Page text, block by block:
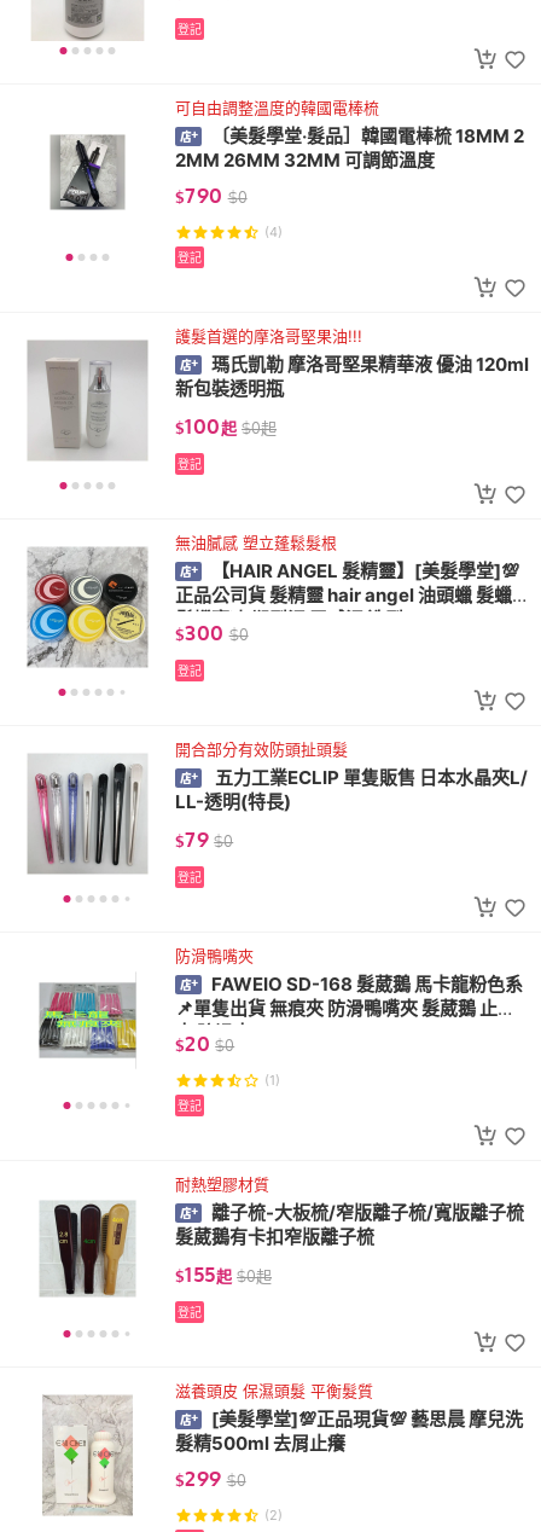
登記
可自由調整溫度的韓國電棒梳
〔美髮學堂‧髮品］韓國電棒梳 18MM 2
2MM 26MM 32MM 可調節溫度
$790 $0
(4)
登記
護髮首選的摩洛哥堅果油!!!
瑪氏凱勒 摩洛哥堅果精華液 優油 120ml
新包裝透明瓶
$100起 $0起
登記
無油膩感 塑立蓬鬆髮根
【HAIR ANGEL 髮精靈】[美髮學堂]💯
正品公司貨 髮精靈 hair angel 油頭蠟 髮蠟
$300 $0
登記
開合部分有效防頭扯頭髮
五力工業ECLIP 單隻販售 日本水晶夾L/
LL-透明(特長)
$79 $0
登記
防滑鴨嘴夾
FAWEIO SD-168 髮葳鵝 馬卡龍粉色系
📌單隻出貨 無痕夾 防滑鴨嘴夾 髮葳鵝 止滑
夾 防滑夾
$20 $0
(1)
登記
耐熱塑膠材質
離子梳-大板梳/窄版離子梳/寬版離子梳
髮葳鵝有卡扣窄版離子梳
$155起 $0起
登記
滋養頭皮 保濕頭髮 平衡髮質
[美髮學堂]💯正品現貨💯 藝思晨 摩兒洗
髮精500ml 去屑止癢
$299 $0
(2)